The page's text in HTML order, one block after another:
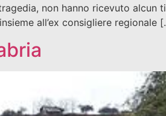
non hanno ricevuto alcun
all’ex consigliere regionale